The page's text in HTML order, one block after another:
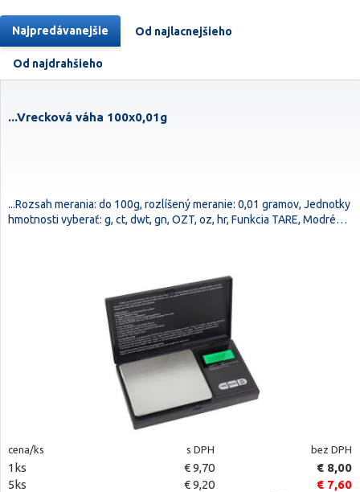
Najpredávanejšie Od najlacnejšieho
Od najdrahšieho
...Vrecková váha 100x0,01g
...Rozsah merania: do 100g, rozlíšený meranie: 0,01 gramov, Jednotky
hmotnosti vyberať: g, ct, dwt, gn, OZT, oz, hr, Funkcia TARE, Modré…
cena/ks s DPH bez DPH
1ks € 9,70
€ 8,00
5ks
€ 9,20
€ 7,60